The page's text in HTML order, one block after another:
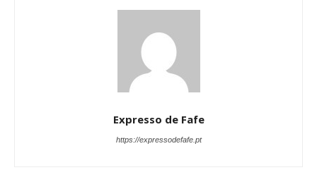
Expresso de Fafe
https://expressodefafe.pt